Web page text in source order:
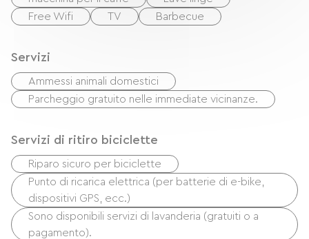
Free Wifi
TV Barbecue
Servizi
Ammessi animali domestici
Parcheggio gratuito nelle immediate vicinanze.
Servizi di ritiro biciclette
Riparo sicuro per biciclette
Punto di ricarica elettrica (per batterie di e-bike,
dispositivi GPS, ecc.)
Sono disponibili servizi di lavanderia (gratuiti o a
pagamento).